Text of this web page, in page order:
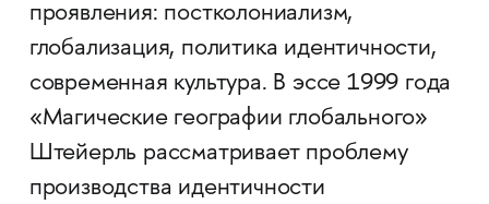
проявления: постколониализм,
глобализация, политика идентичности,
современная культура. В эссе 1999 года
«Магические географии глобального»
Штейерль рассматривает проблему
производства идентичности